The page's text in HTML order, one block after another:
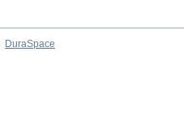
DuraSpace